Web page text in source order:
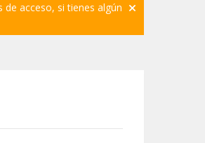
acceso, si tienes algún